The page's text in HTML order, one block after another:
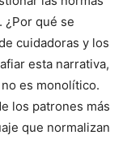
¿Por qué se
cuidadoras y los
esta narrativa,
es monolítico.
los patrones más
que normalizan